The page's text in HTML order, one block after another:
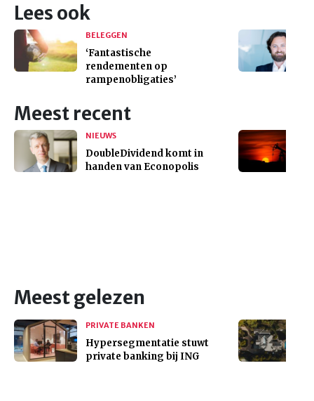
Lees ook
BELEGGEN
‘Fantastische
rendementen op
rampenobligaties’
Meest recent
NIEUWS
DoubleDividend komt in
handen van Econopolis
Meest gelezen
PRIVATE BANKEN
Hypersegmentatie stuwt
private banking bij ING